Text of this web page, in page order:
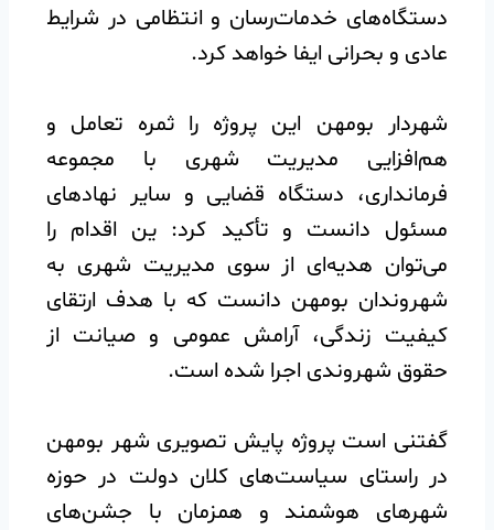
دستگاه‌های خدمات‌رسان و انتظامی در شرایط
عادی و بحرانی ایفا خواهد کرد.
شهردار بومهن این پروژه را ثمره تعامل و
هم‌افزایی مدیریت شهری با مجموعه
فرمانداری، دستگاه قضایی و سایر نهادهای
مسئول دانست و تأکید کرد: ین اقدام را
می‌توان هدیه‌ای از سوی مدیریت شهری به
شهروندان بومهن دانست که با هدف ارتقای
کیفیت زندگی، آرامش عمومی و صیانت از
حقوق شهروندی اجرا شده است.
گفتنی است پروژه پایش تصویری شهر بومهن
در راستای سیاست‌های کلان دولت در حوزه
شهرهای هوشمند و همزمان با جشن‌های